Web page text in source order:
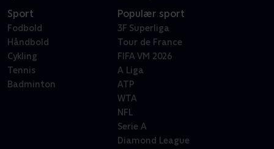
Sport
Fodbold
Håndbold
Cykling
Tennis
Badminton
Populær sport
3F Superliga
Tour de France
FIFA VM 2026
A Liga
ATP
WTA
NFL
Serie A
Diamond League